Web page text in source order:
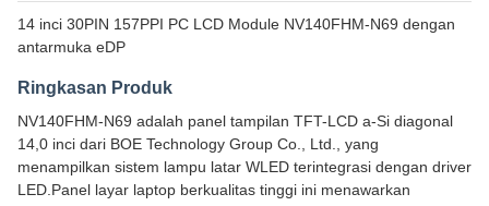
14 inci 30PIN 157PPI PC LCD Module NV140FHM-N69 dengan
antarmuka eDP
Ringkasan Produk
NV140FHM-N69 adalah panel tampilan TFT-LCD a-Si diagonal
14,0 inci dari BOE Technology Group Co., Ltd., yang
menampilkan sistem lampu latar WLED terintegrasi dengan driver
LED.Panel layar laptop berkualitas tinggi ini menawarkan